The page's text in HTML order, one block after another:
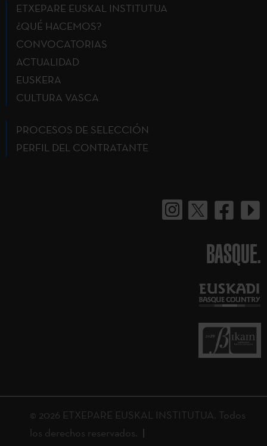
ETXEPARE EUSKAL INSTITUTUA
¿QUÉ HACEMOS?
CONVOCATORIAS
ACTUALIDAD
EUSKERA
CULTURA VASCA
PROCESOS DE SELECCIÓN
PERFIL DEL CONTRATANTE
BASQUE.
© 2026 ETXEPARE EUSKAL INSTITUTUA. Todos
los derechos reservados.